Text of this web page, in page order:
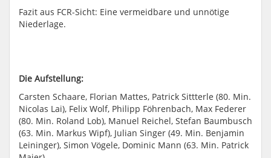
Fazit aus FCR-Sicht: Eine vermeidbare und unnötige
Niederlage.
Die Aufstellung:
Carsten Schaare, Florian Mattes, Patrick Sittterle (80. Min.
Nicolas Lai), Felix Wolf, Philipp Föhrenbach, Max Federer
(80. Min. Roland Lob), Manuel Reichel, Stefan Baumbusch
(63. Min. Markus Wipf), Julian Singer (49. Min. Benjamin
Leininger), Simon Vögele, Dominic Mann (63. Min. Patrick